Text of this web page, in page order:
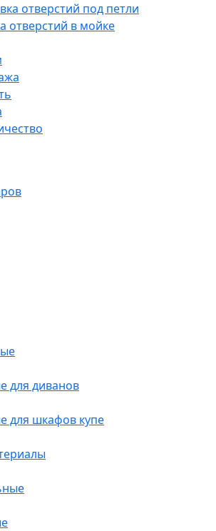
отверстий под петли
отверстий в мойке
для диванов
для шкафов купе